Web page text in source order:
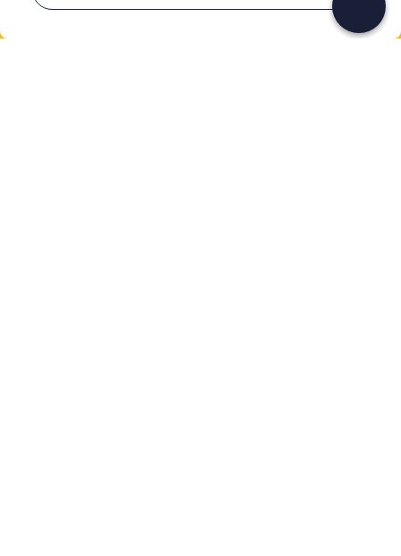
Se non sai mai cosa fare, sai cosa fare